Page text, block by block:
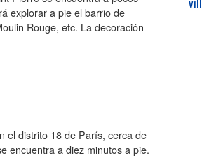
explorar a pie el barrio de
Rouge, etc. La decoración
el distrito 18 de París, cerca de
encuentra a diez minutos a pie.